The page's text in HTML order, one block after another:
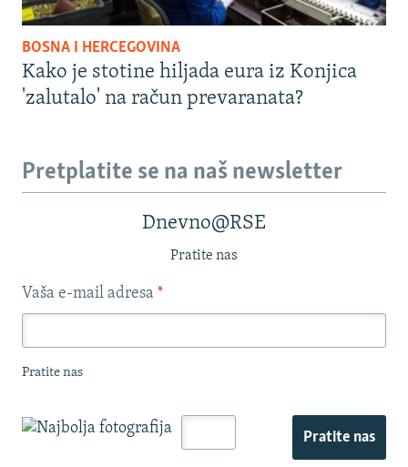
BOSNA I HERCEGOVINA
Kako je stotine hiljada eura iz Konjica
'zalutalo' na račun prevaranata?
Pretplatite se na naš newsletter
Dnevno@RSE
Pratite nas
Vaša e-mail adresa *
Pratite nas
Pratite nas